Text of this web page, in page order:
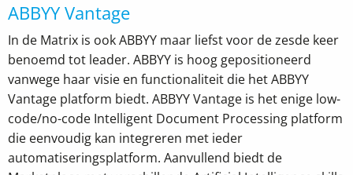
ABBYY Vantage
In de Matrix is ook ABBYY maar liefst voor de zesde keer
benoemd tot leader. ABBYY is hoog gepositioneerd
vanwege haar visie en functionaliteit die het ABBYY
Vantage platform biedt. ABBYY Vantage is het enige low-
code/no-code Intelligent Document Processing platform
die eenvoudig kan integreren met ieder
automatiseringsplatform. Aanvullend biedt de